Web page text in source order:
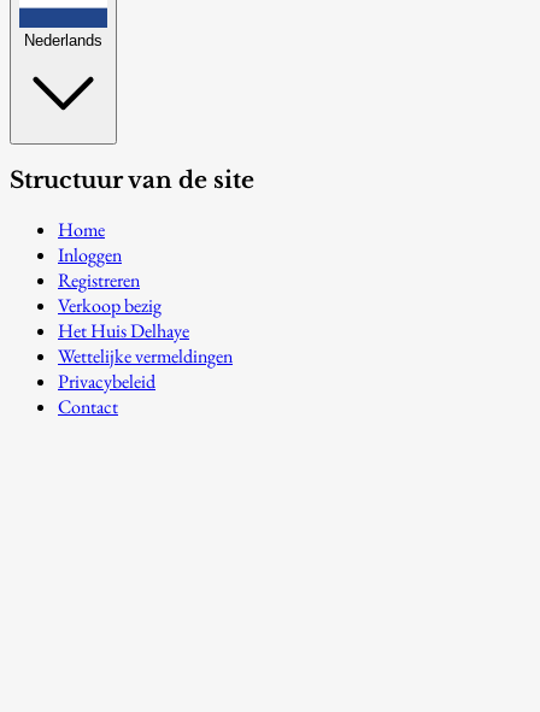
Nederlands
Structuur van de site
Home
Inloggen
Registreren
Verkoop bezig
Het Huis Delhaye
Wettelijke vermeldingen
Privacybeleid
Contact